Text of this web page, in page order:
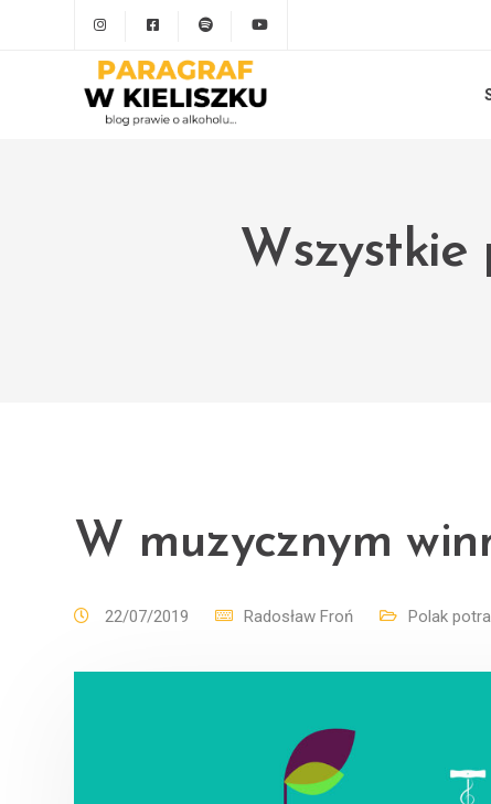
Wszystkie
W muzycznym
22/07/2019 Radosław Froń Polak